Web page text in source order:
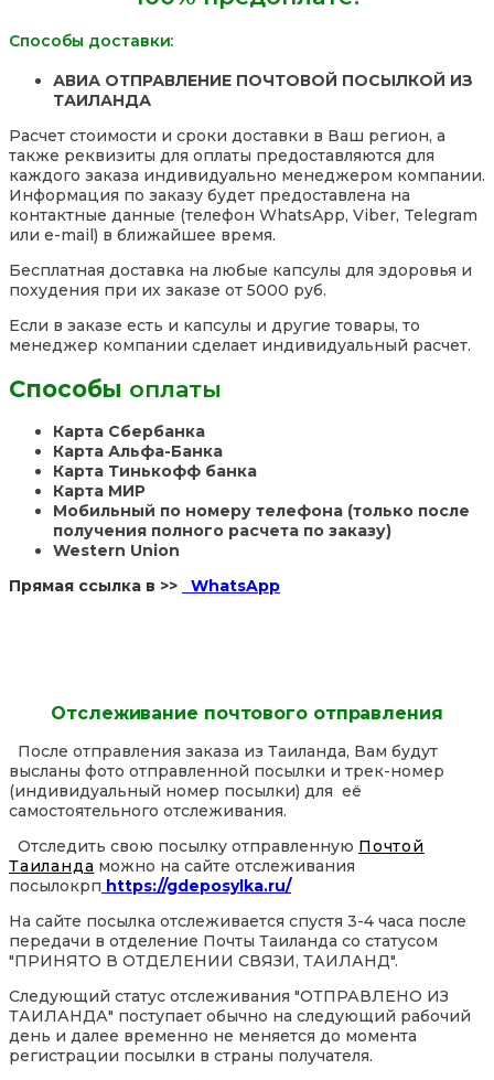
Способы доставки:
АВИА ОТПРАВЛЕНИЕ ПОЧТОВОЙ ПОСЫЛКОЙ ИЗ
ТАИЛАНДА
Расчет стоимости и сроки доставки в Ваш регион, а
также реквизиты для оплаты предоставляются для
каждого заказа индивидуально менеджером компании.
Информация по заказу будет предоставлена на
контактные данные (телефон WhatsApp, Viber, Telegram
или e-mail) в ближайшее время.
Бесплатная доставка на любые капсулы для здоровья и
похудения при их заказе от 5000 руб.
Если в заказе есть и капсулы и другие товары, то
менеджер компании сделает индивидуальный расчет.
Способы оплаты
Карта Сбербанка
Карта Альфа-Банка
Карта Тинькофф банка
Карта МИР
Мобильный по номеру телефона (только после
получения полного расчета по заказу)
Western Union
Прямая ссылка в >>
WhatsApp
Отслеживание почтового отправления
После отправления заказа из Таиланда, Вам будут
высланы фото отправленной посылки и трек-номер
(индивидуальный номер посылки) для её
самостоятельного отслеживания.
Отследить свою посылку отправленную Почтой
Таиланда можно на сайте отслеживания
посылокрп https://gdeposylka.ru/
На сайте посылка отслеживается спустя 3-4 часа после
передачи в отделение Почты Таиланда со статусом
"ПРИНЯТО В ОТДЕЛЕНИИ СВЯЗИ, ТАИЛАНД".
Следующий статус отслеживания "ОТПРАВЛЕНО ИЗ
ТАИЛАНДА" поступает обычно на следующий рабочий
день и далее временно не меняется до момента
регистрации посылки в страны получателя.